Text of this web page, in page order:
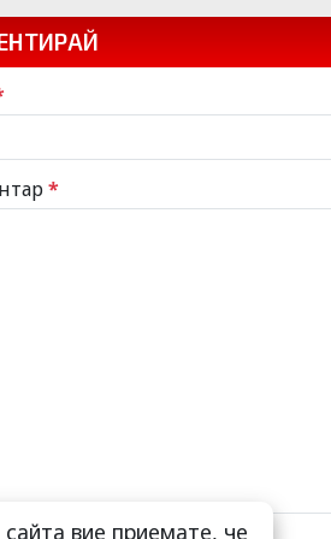
*
вие приемате, че